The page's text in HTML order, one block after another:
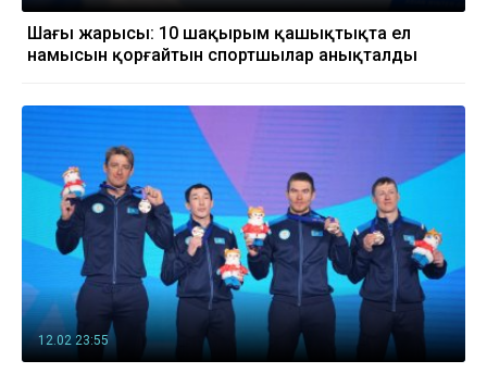
Шаңғы жарысы: 10 шақырым қашықтықта ел
намысын қорғайтын спортшылар анықталды
12.02 23:55